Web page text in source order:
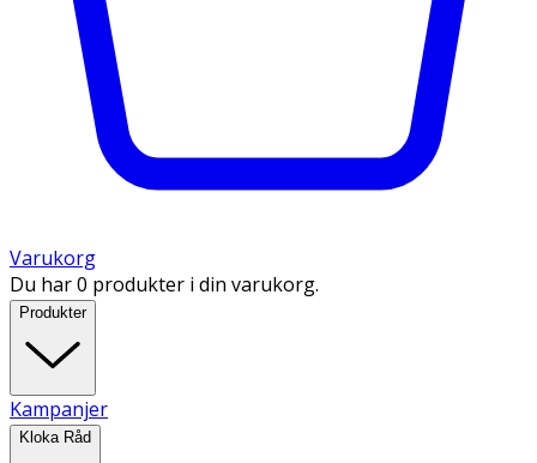
Varukorg
Du har 0 produkter i din varukorg.
Produkter
Kampanjer
Kloka Råd